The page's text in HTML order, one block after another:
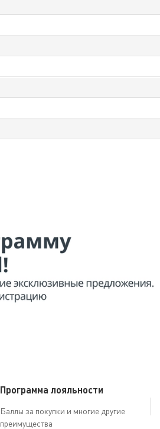
Программа лояльности
Баллы за покупки и многие другие
преимущества